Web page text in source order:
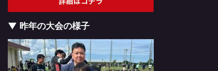
▼ 昨年の大会の様子